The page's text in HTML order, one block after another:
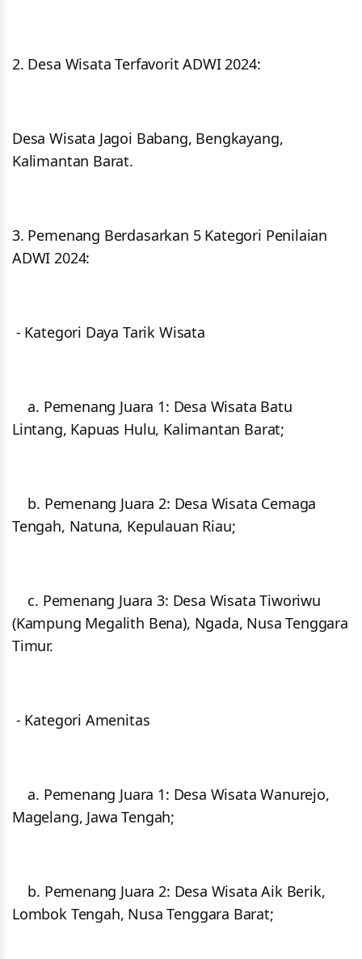
2. Desa Wisata Terfavorit ADWI 2024:
Desa Wisata Jagoi Babang, Bengkayang,
Kalimantan Barat.
3. Pemenang Berdasarkan 5 Kategori Penilaian
ADWI 2024:
- Kategori Daya Tarik Wisata
a. Pemenang Juara 1: Desa Wisata Batu
Lintang, Kapuas Hulu, Kalimantan Barat;
b. Pemenang Juara 2: Desa Wisata Cemaga
Tengah, Natuna, Kepulauan Riau;
c. Pemenang Juara 3: Desa Wisata Tiworiwu
(Kampung Megalith Bena), Ngada, Nusa Tenggara
Timur.
- Kategori Amenitas
a. Pemenang Juara 1: Desa Wisata Wanurejo,
Magelang, Jawa Tengah;
b. Pemenang Juara 2: Desa Wisata Aik Berik,
Lombok Tengah, Nusa Tenggara Barat;